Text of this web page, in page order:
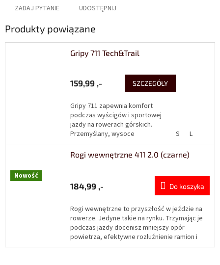
ZADAJ PYTANIE UDOSTĘPNIJ
Produkty powiązane
Gripy 711 Tech&Trail
159,99 ,- SZCZEGÓŁY
Gripy 711 zapewnia komfort
podczas wyścigów i sportowej
jazdy na rowerach górskich.
Przemyślany, wysoce
ergonomiczny kształt zapewnia
pewny i wygodny chwyt. Obejma
jest...
S L
Nowość
Rogi wewnętrzne 411 2.0 (czarne)
184,99 ,- Do koszyka
Rogi wewnętrzne to przyszłość w jeździe na
rowerze. Jedyne takie na rynku. Trzymając je
podczas jazdy docenisz mniejszy opór
powietrza, efektywne rozluźnienie ramion i
pleców, a...